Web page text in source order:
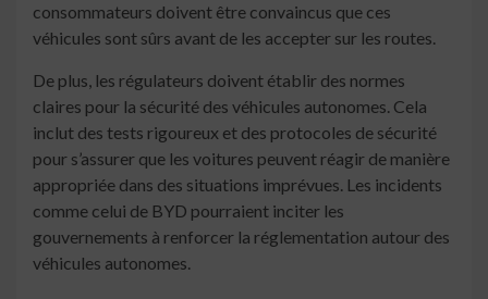
consommateurs doivent être convaincus que ces
véhicules sont sûrs avant de les accepter sur les routes.
De plus, les régulateurs doivent établir des normes
claires pour la sécurité des véhicules autonomes. Cela
inclut des tests rigoureux et des protocoles de sécurité
pour s’assurer que les voitures peuvent réagir de manière
appropriée dans des situations imprévues. Les incidents
comme celui de BYD pourraient inciter les
gouvernements à renforcer la réglementation autour des
véhicules autonomes.